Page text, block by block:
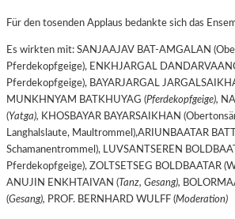
Für den tosenden Applaus bedankte sich das
Es wirkten mit: SANJAAJAV BAT-AMGALAN
Pferdekopfgeige), ENKHJARGAL
Pferdekopfgeige), BAYARJARGAL
MUNKHNYAM BATKHUYAG (Pferdekopfgeige),
(Yatga), KHOSBAYAR BAYARSAIKHAN
Langhalslaute, Maultrommel),ARIUNBAATAR
Schamanentrommel), LUVSANTSEREN
Pferdekopfgeige), ZOLTSETSEG BOLDBAATAR
ANUJIN ENKHTAIVAN (Tanz, Gesang),
(Gesang), PROF. BERNHARD WULFF (Moderation)